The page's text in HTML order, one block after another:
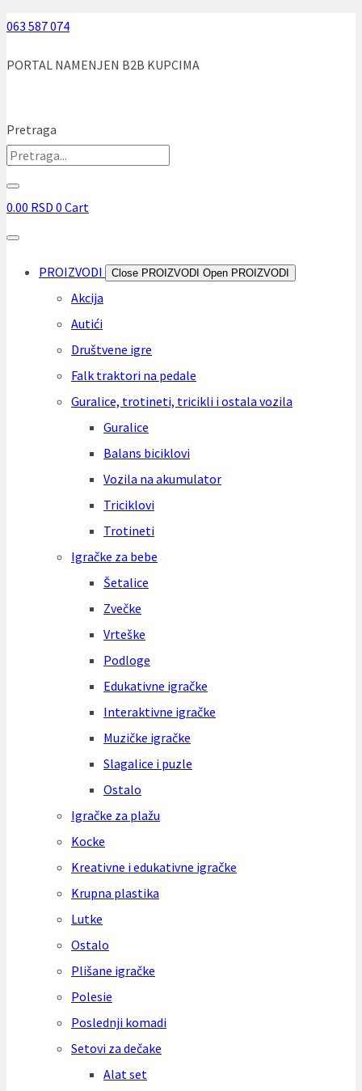
Skip
063 587 074
PORTAL NAMENJEN B2B KUPCIMA
Pretraga
0.00 RSD 0 Cart
PROIZVODI Close PROIZVODI Open PROIZVODI
Akcija
Autići
Društvene igre
Falk traktori na pedale
Guralice, trotineti, tricikli i ostala vozila
Guralice
Balans biciklovi
Vozila na akumulator
Triciklovi
Trotineti
Igračke za bebe
Šetalice
Zvečke
Vrteške
Podloge
Edukativne igračke
Interaktivne igračke
Muzičke igračke
Slagalice i puzle
Ostalo
Igračke za plažu
Kocke
Kreativne i edukativne igračke
Krupna plastika
Lutke
Ostalo
Plišane igračke
Polesie
Poslednji komadi
Setovi za dečake
Alat set